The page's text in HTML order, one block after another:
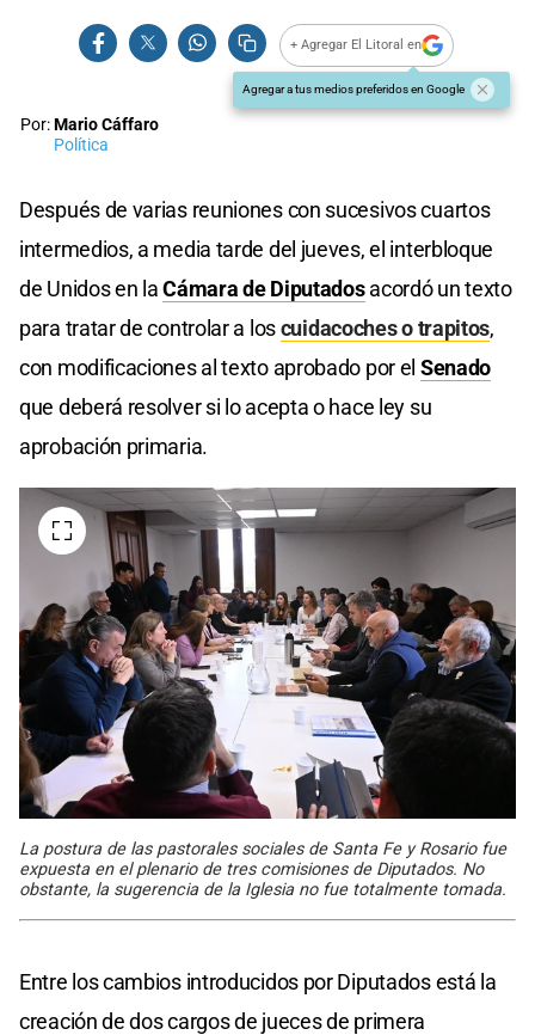
+ Agregar El Litoral en
Agregar a tus medios preferidos en Google
Por:Mario Cáffaro
Política
Después de varias reuniones con sucesivos cuartos
intermedios, a media tarde del jueves, el interbloque
de Unidos en laCámara de Diputadosacordó un texto
para tratar de controlar a loscuidacoches o trapitos,
con modificaciones al texto aprobado por el Senado
que deberá resolver si lo acepta o hace ley su
aprobación primaria.
La postura de las pastorales sociales de Santa Fe y Rosario fue
expuesta en el plenario de tres comisiones de Diputados. No
obstante, la sugerencia de la Iglesia no fue totalmente tomada.
Entre los cambios introducidos por Diputados está la
creación de dos cargos de jueces de primera